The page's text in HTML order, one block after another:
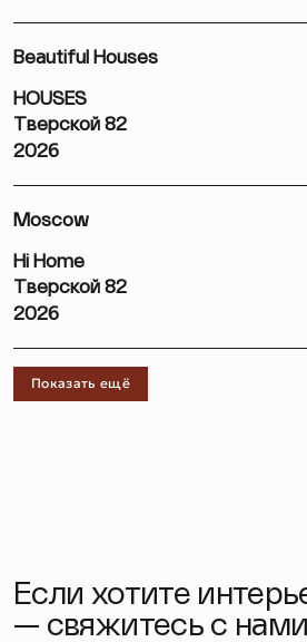
Beautiful Houses
HOUSES
Тверской 82
2026
Moscow
Hi Home
Тверской 82
2026
Показать ещё
Если хотите
— свяжитесь с